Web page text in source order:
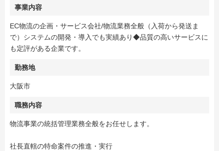
事業内容
EC物流の企画・サービス会社/物流業務全般（入荷から発送ま
で）システムの開発・導入でも実績あり◆品質の高いサービスに
も定評がある企業です。
勤務地
大阪市
職務内容
物流事業の統括管理業務全般をお任せします。
社長直轄の特命案件の推進・実行